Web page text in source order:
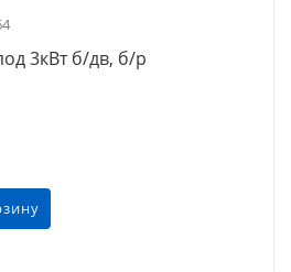
3кВт б/дв, б/р